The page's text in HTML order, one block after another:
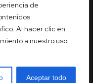
de
Al hacer clic en
a nuestro uso
Aceptar todo